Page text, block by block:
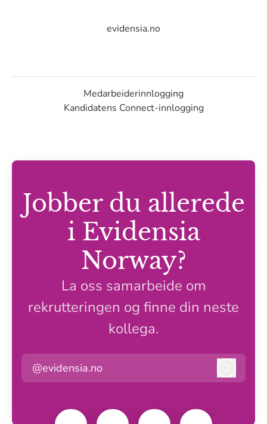
evidensia.no
Medarbeiderinnlogging
Kandidatens Connect-innlogging
Jobber du allerede
i Evidensia
Norway?
La oss samarbeide om
rekrutteringen og finne din neste
kollega.
@evidensia.no